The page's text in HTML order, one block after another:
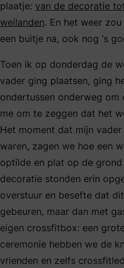
plaatje: van de decoratie
weilanden. En het weer
een buitje na, ook nog ‘s
Toen ik op donderdag de
vader ging plaatsen, ging
ondertussen onderweg
me om te zeggen dat het
Het moment dat mijn
waren, zagen we hoe een
optilde en plat op de
decoratie stonden erin
overstuur en besefte dat
gebeuren, maar dan met
eigen crossfitbox: een
ceremonie hebben we de
vrienden en zelfs